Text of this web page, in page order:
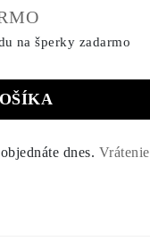
na šperky zadarmo
dnes. Vrátenie